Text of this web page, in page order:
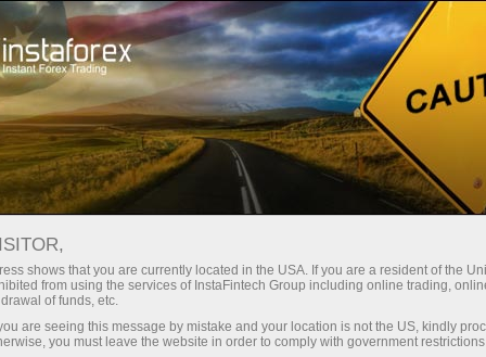
Treyderlar uchun Форекс аналитика
Foreks-sharhlar
15.04.2026 10:35
shows that you are currently located in the USA. If you are a resident of the
from using the services of InstaFintech Group including online trading,
of funds, etc.
are seeing this message by mistake and your location is not the US, kindly
you must leave the website in order to comply with government